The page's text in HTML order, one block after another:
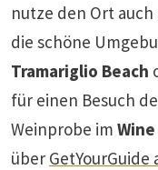
nutze den Ort auch
die schöne
Tramariglio Beach
für einen Besuch
Weinprobe im
über GetYourGuide